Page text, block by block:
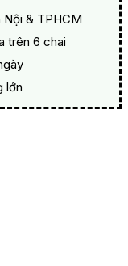
Nội & TPHCM
trên 6 chai
lớn